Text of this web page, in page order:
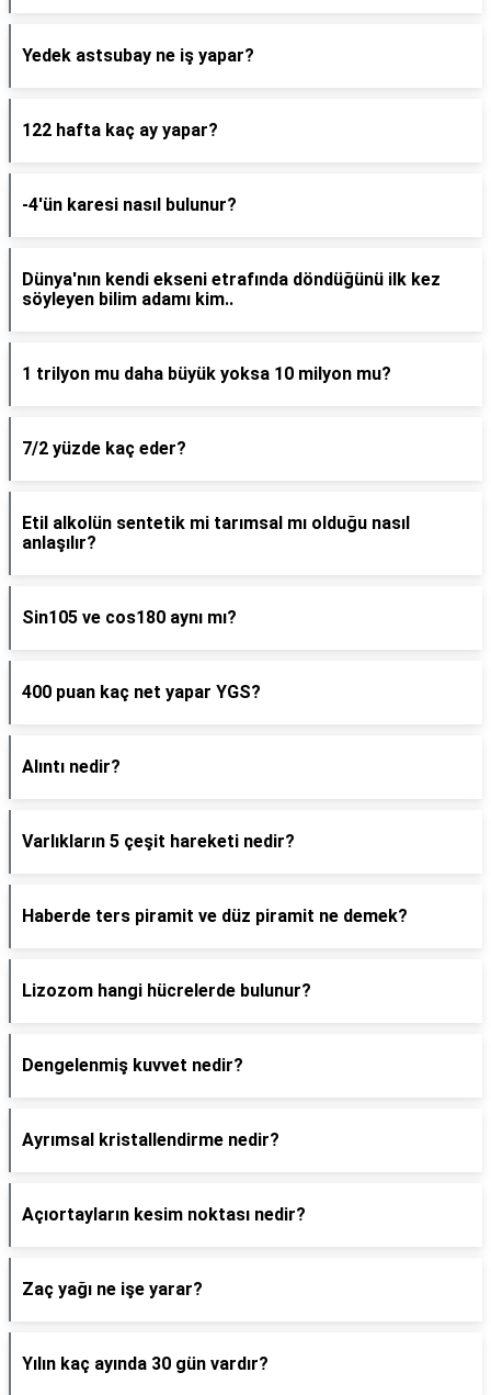
Yedek astsubay ne iş yapar?
122 hafta kaç ay yapar?
-4'ün karesi nasıl bulunur?
Dünya'nın kendi ekseni etrafında döndüğünü ilk kez
söyleyen bilim adamı kim..
1 trilyon mu daha büyük yoksa 10 milyon mu?
7/2 yüzde kaç eder?
Etil alkolün sentetik mi tarımsal mı olduğu nasıl
anlaşılır?
Sin105 ve cos180 aynı mı?
400 puan kaç net yapar YGS?
Alıntı nedir?
Varlıkların 5 çeşit hareketi nedir?
Haberde ters piramit ve düz piramit ne demek?
Lizozom hangi hücrelerde bulunur?
Dengelenmiş kuvvet nedir?
Ayrımsal kristallendirme nedir?
Açıortayların kesim noktası nedir?
Zaç yağı ne işe yarar?
Yılın kaç ayında 30 gün vardır?